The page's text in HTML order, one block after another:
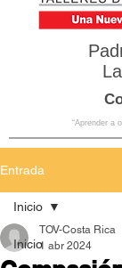
“Aprender a
Entrada
Inicio
Inicio
TOV-Costa Rica
1 abr 2024